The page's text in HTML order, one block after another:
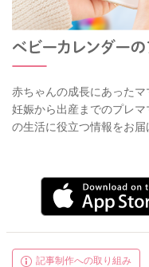
赤ちゃんの成長にあったマ
妊娠から出産までのプレ
の生活に役立つ情報をお届
記事制作への取り組み